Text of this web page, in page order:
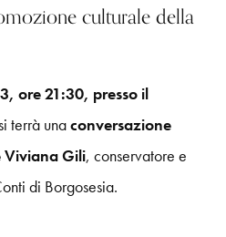
culturale della
ore 21:30, presso il
terrà unaconversazione
Viviana Gili, conservatore e
di Borgosesia.